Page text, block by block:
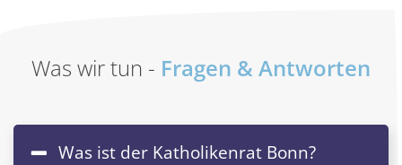
Was wir tun - Fragen & Antworten
Was ist der Katholikenrat Bonn?